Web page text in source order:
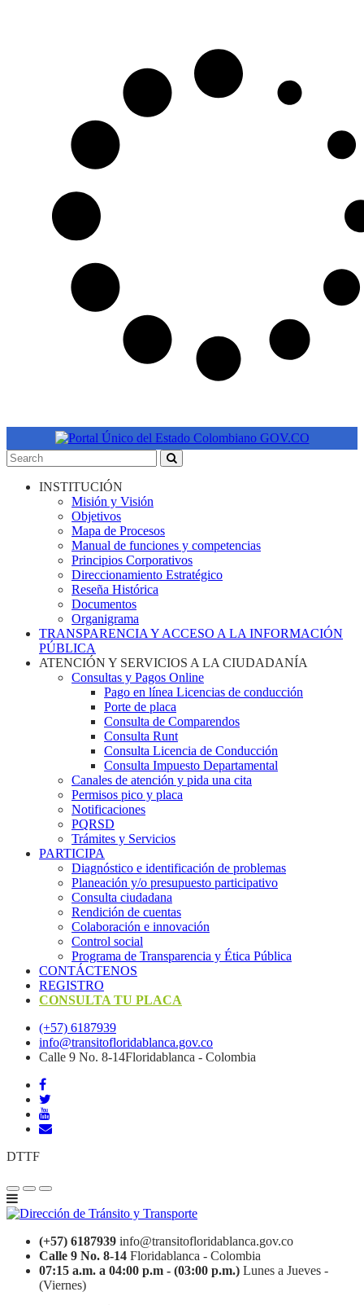
INSTITUCIÓN
Misión y Visión
Objetivos
Mapa de Procesos
Manual de funciones y competencias
Principios Corporativos
Direccionamiento Estratégico
Reseña Histórica
Documentos
Organigrama
TRANSPARENCIA Y ACCESO A LA INFORMACIÓN
PÚBLICA
ATENCIÓN Y SERVICIOS A LA CIUDADANÍA
Consultas y Pagos Online
Pago en línea Licencias de conducción
Porte de placa
Consulta de Comparendos
Consulta Runt
Consulta Licencia de Conducción
Consulta Impuesto Departamental
Canales de atención y pida una cita
Permisos pico y placa
Notificaciones
PQRSD
Trámites y Servicios
PARTICIPA
Diagnóstico e identificación de problemas
Planeación y/o presupuesto participativo​
Consulta ciudadana
Rendición de cuentas
Colaboración e innovación
Control social
Programa de Transparencia y Ética Pública
CONTÁCTENOS
REGISTRO
CONSULTA TU PLACA
(+57) 6187939
info@transitofloridablanca.gov.co
Calle 9 No. 8-14Floridablanca - Colombia
DTTF
(+57) 6187939 info@transitofloridablanca.gov.co
Calle 9 No. 8-14 Floridablanca - Colombia
07:15 a.m. a 04:00 p.m - (03:00 p.m.) Lunes a Jueves -
(Viernes)